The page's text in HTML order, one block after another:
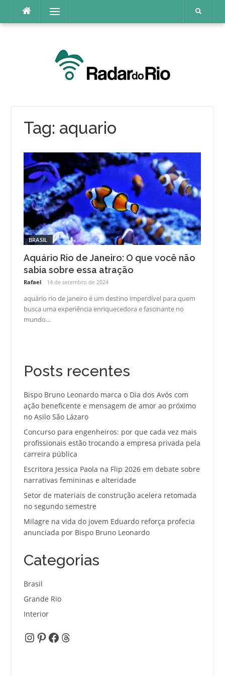
o
Menu
Tag: aquario
BRASIL
Aquário Rio de Janeiro: O que você não
sabia sobre essa atração
Rafael 14 de setembro de 2024
aquário rio de janeiro é um destino imperdível para quem
busca uma experiência enriquecedora e fascinante no
mundo...
Posts recentes
Bispo Bruno Leonardo marca o Dia dos Avós com
ação beneficente e mensagem de amor ao próximo
no Asilo São Lázaro
Concurso para engenheiros: por que cada vez mais
profissionais estão trocando a empresa privada pela
carreira pública
Escritora Jessica Paola na Flip 2026 em debate sobre
narrativas femininas e alteridade
Setor de materiais de construção acelera retomada
no segundo semestre
Milagre na vida do jovem Eduardo reforça profecia
anunciada por Bispo Bruno Leonardo
Categorias
Brasil
Grande Rio
Interior
Instagram
Pinterest
Facebook
Threads